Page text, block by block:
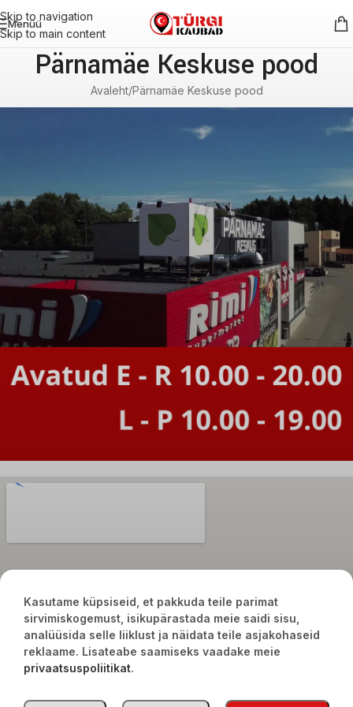
Skip to navigation
Skip to main content
Menüü
Pärnamäe Keskuse pood
Avaleht Pärnamäe Keskuse pood
Kasutame küpsiseid, et pakkuda teile parimat
sirvimiskogemust, isikupärastada meie saidi sisu,
analüüsida selle liiklust ja näidata teile asjakohaseid
reklaame. Lisateabe saamiseks vaadake meie
privaatsuspoliitikat.